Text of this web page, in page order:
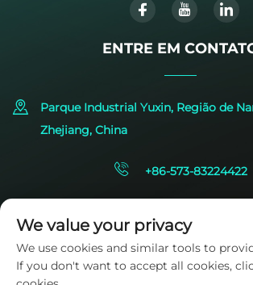
ENTRE EM
Parque Industrial Yuxin, Região de
Zhejiang, China
+86-573-83224422
We value your privacy
We use cookies and similar tools to
If you don't want to accept all cookies,